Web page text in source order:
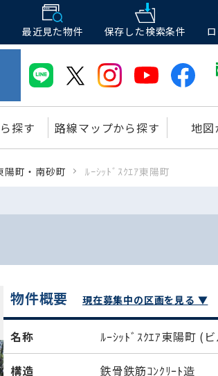
最近見た物件 保存した検索条件
探す 路線マップから探す 地図
陽町・南砂町 ﾙｰｼｯﾄﾞｽｸｴｱ東陽町
物件概要 現在募集中の区画を見る ▼
名称 ﾙｰｼｯﾄﾞｽｸｴｱ東陽町 (
構造 鉄骨鉄筋ｺﾝｸﾘｰﾄ造